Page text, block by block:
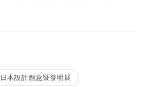
本設計創意暨發明展